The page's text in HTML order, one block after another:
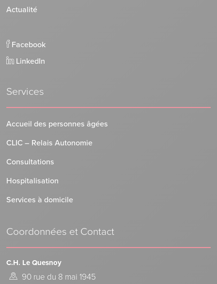
Actualité
Facebook
LinkedIn
Services
Accueil des personnes âgées
CLIC – Relais Autonomie
Consultations
Hospitalisation
Services à domicile
Coordonnées et Contact
C.H. Le Quesnoy
90 rue du 8 mai 1945